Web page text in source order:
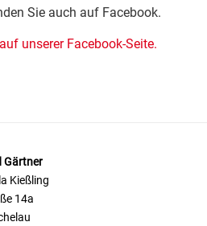
Sie auch auf Facebook.
unserer Facebook-Seite.
Gärtner
Kießling
14a